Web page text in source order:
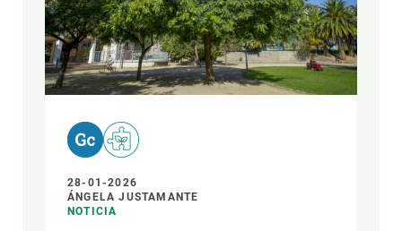
28-01-2026
ÁNGELA JUSTAMANTE
NOTICIA